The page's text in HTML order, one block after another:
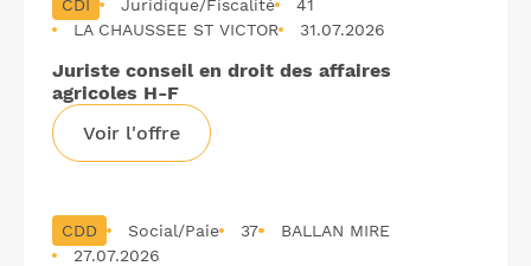
CDI Juridique/Fiscalité
41
LA CHAUSSEE ST VICTOR
31.07.2026
Juriste conseil en droit des affaires
agricoles H-F
Voir l'offre
CDD Social/Paie 37
BALLAN MIRE
27.07.2026